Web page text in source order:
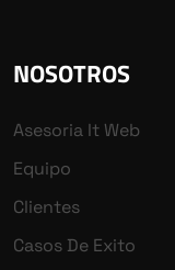
NOSOTROS
Asesoria It Web
Equipo
Clientes
Casos De Exito